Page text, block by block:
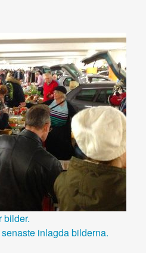
bilder.
inlagda bilderna.